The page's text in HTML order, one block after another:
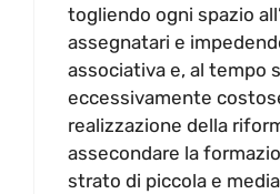
togliendo ogni spazio
assegnatari e
associativa e, al tempo
eccessivamente
realizzazione della
assecondare la
strato di piccola e